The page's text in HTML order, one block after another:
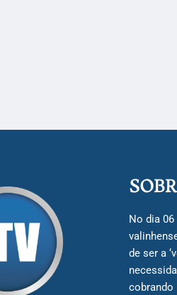
No dia
de ser a
cobrando